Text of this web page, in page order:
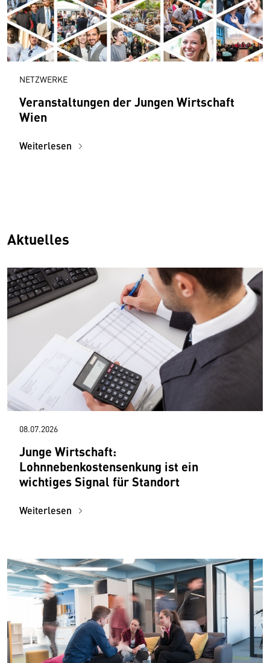
NETZWERKE
Veranstaltungen der Jungen Wirtschaft
Wien
Weiterlesen
Aktuelles
08.07.2026
Junge Wirtschaft:
Lohnnebenkostensenkung ist ein
wichtiges Signal für Standort
Weiterlesen